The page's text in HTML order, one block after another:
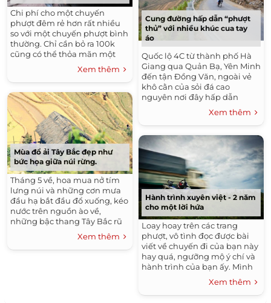
Chi phí cho một chuyến
phượt đêm rẻ hơn rất nhiều
so với một chuyến phượt bình
thường. Chỉ cần bỏ ra 100k
cũng có thể thỏa mãn một
chuyến phượt. Do vậy phượt
đêm thu hút đông đảo nhất
vẫn...
Xem thêm
Mùa đổ ải Tây Bắc đẹp như
bức họa giữa núi rừng.
Tháng 5 về, hoa mua nở tím
lưng núi và những cơn mưa
đầu hạ bắt đầu đổ xuống, kéo
nước trên nguồn ào về,
những bậc thang Tây Bắc rũ
bỏ lớp áo nâu buồn tẻ suốt
mùa đông. Những ngày này,...
Xem thêm
Cung đường hấp dẫn “phượt
thủ” với nhiều khúc cua tay
áo
Quốc lộ 4C từ thành phố Hà
Giang qua Quản Bạ, Yên Minh
đến tận Đồng Văn, ngoài vẻ
khô cằn của sỏi đá cao
nguyên nơi đây hấp dẫn
nhiều tay phượt thủ với
những khúc cua tay áo quyến
rũ. Những...
Xem thêm
Hành trình xuyên việt - 2 năm
cho một lời hứa
Loay hoay trên các trang
phượt, vô tình đọc được bài
viết về chuyến đi của bạn này
hay quá, ngưỡng mộ ý chí và
hành trình của bạn ấy. Mình
chia sẽ lên cho mọi người
cùng 2banh xem nhé. Trong
đời...
Xem thêm